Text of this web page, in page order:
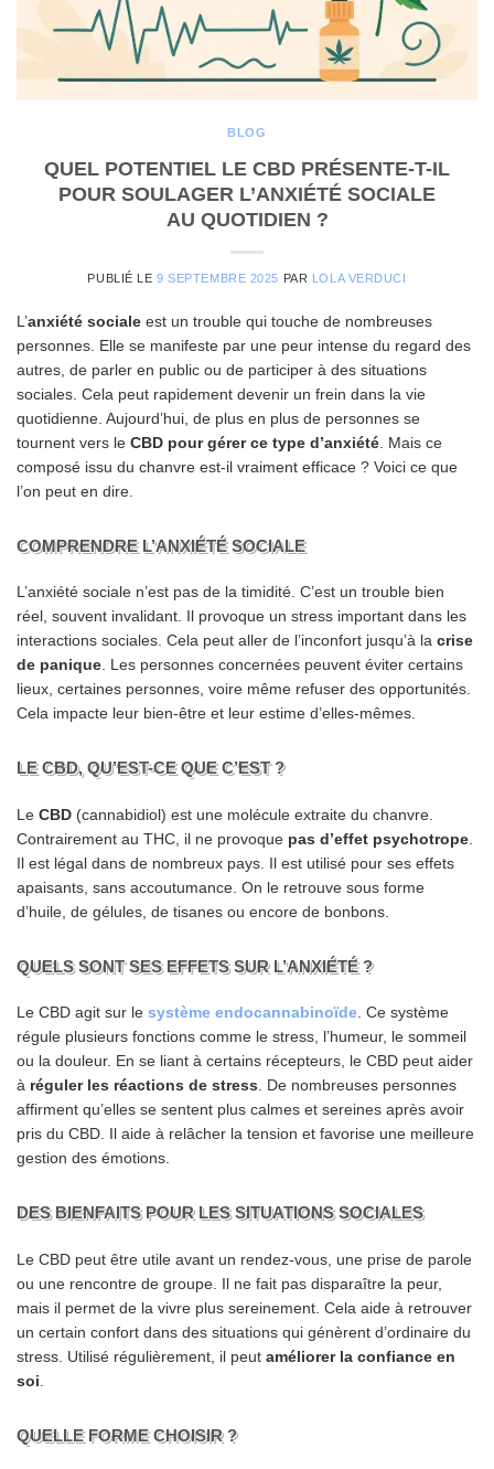
BLOG
QUEL POTENTIEL LE CBD PRÉSENTE-T-IL
POUR SOULAGER L’ANXIÉTÉ SOCIALE
AU QUOTIDIEN ?
PUBLIÉ LE9 SEPTEMBRE 2025 PAR LOLA VERDUCI
L’anxiété sociale est un trouble qui touche de nombreuses
personnes. Elle se manifeste par une peur intense du regard des
autres, de parler en public ou de participer à des situations
sociales. Cela peut rapidement devenir un frein dans la vie
quotidienne. Aujourd’hui, de plus en plus de personnes se
tournent vers le CBD pour gérer ce type d’anxiété . Mais ce
composé issu du chanvre est-il vraiment efficace ? Voici ce que
l’on peut en dire.
COMPRENDRE L’ANXIÉTÉ SOCIALE
L’anxiété sociale n’est pas de la timidité. C’est un trouble bien
réel, souvent invalidant. Il provoque un stress important dans les
interactions sociales. Cela peut aller de l’inconfort jusqu’à la crise
de panique . Les personnes concernées peuvent éviter certains
lieux, certaines personnes, voire même refuser des opportunités.
Cela impacte leur bien-être et leur estime d’elles-mêmes.
LE CBD, QU’EST-CE QUE C’EST ?
Le CBD (cannabidiol) est une molécule extraite du chanvre.
Contrairement au THC, il ne provoque pas d’effet psychotrope
Il est légal dans de nombreux pays. Il est utilisé pour ses effets
apaisants, sans accoutumance. On le retrouve sous forme
d’huile, de gélules, de tisanes ou encore de bonbons.
QUELS SONT SES EFFETS SUR L’ANXIÉTÉ ?
Le CBD agit sur le système endocannabinoïde . Ce système
régule plusieurs fonctions comme le stress, l’humeur, le sommeil
ou la douleur. En se liant à certains récepteurs, le CBD peut aider
à réguler les réactions de stress . De nombreuses personnes
affirment qu’elles se sentent plus calmes et sereines après avoir
pris du CBD. Il aide à relâcher la tension et favorise une meilleure
gestion des émotions.
DES BIENFAITS POUR LES SITUATIONS SOCIALES
Le CBD peut être utile avant un rendez-vous, une prise de parole
ou une rencontre de groupe. Il ne fait pas disparaître la peur,
mais il permet de la vivre plus sereinement. Cela aide à retrouver
un certain confort dans des situations qui génèrent d’ordinaire du
stress. Utilisé régulièrement, il peut améliorer la confiance en
soi
QUELLE FORME CHOISIR ?